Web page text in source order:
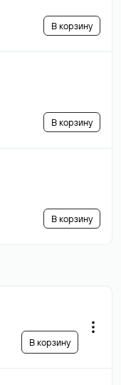
В корзину
В корзину
В корзину
В корзину